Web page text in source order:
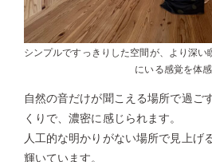
シンプルですっきりした空間が、より深
にいる感覚を体感
自然の音だけが聞こえる場所で過ご
くりで、濃密に感じられます。
人工的な明かりがない場所で見上げ
輝いています。